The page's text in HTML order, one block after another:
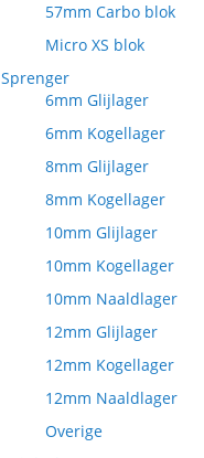
57mm Carbo blok
Micro XS blok
Sprenger
6mm Glijlager
6mm Kogellager
8mm Glijlager
8mm Kogellager
10mm Glijlager
10mm Kogellager
10mm Naaldlager
12mm Glijlager
12mm Kogellager
12mm Naaldlager
Overige